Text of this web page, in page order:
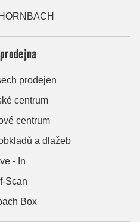
prodejen
centrum
centrum
a dlažeb
- In
Scan
Box